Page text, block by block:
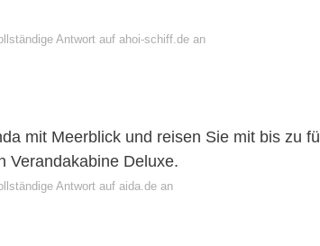
Antwort auf ahoi-schiff.de an
mit Meerblick und reisen Sie mit bis zu
Verandakabine Deluxe.
Antwort auf aida.de an